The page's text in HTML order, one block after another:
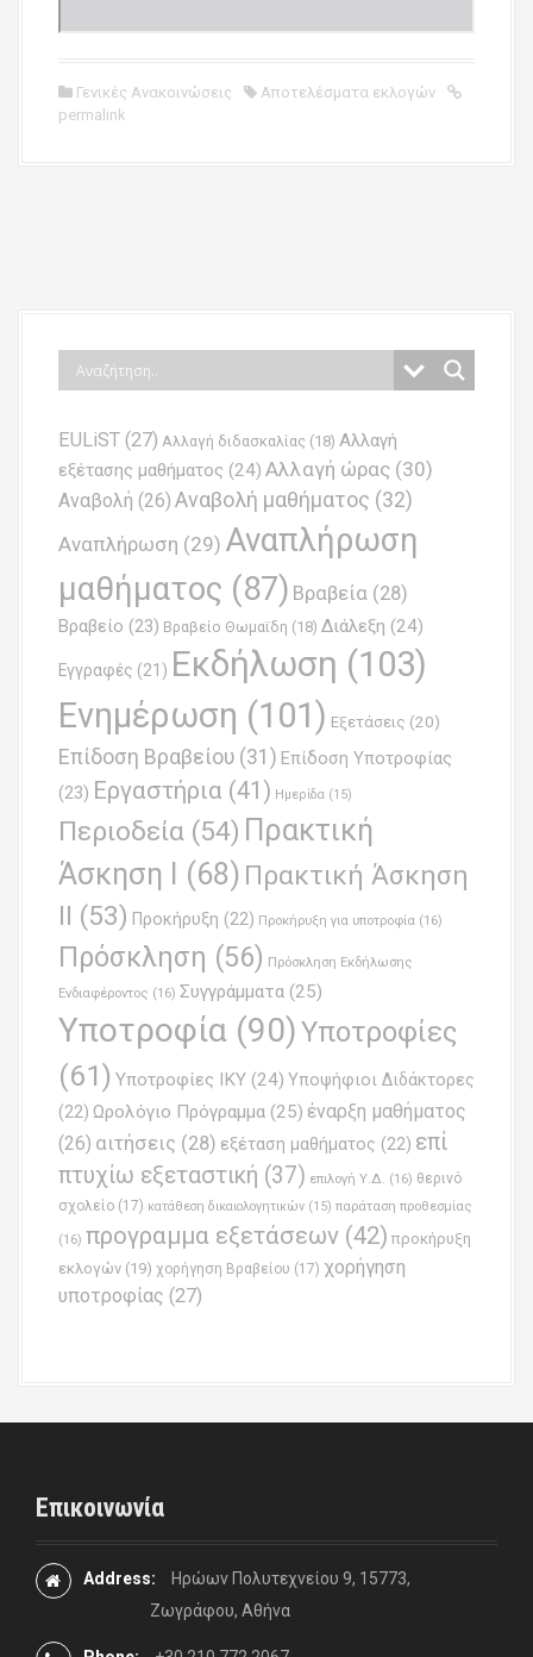
Γενικές Ανακοινώσεις
Αποτελέσματα εκλογών
permalink
EULiST (27) Αλλαγή διδασκαλίας (18) Αλλαγή
εξέτασης μαθήματος (24) Αλλαγή ώρας (30)
Αναβολή (26) Αναβολή μαθήματος (32)
Αναπλήρωση (29) Αναπλήρωση
μαθήματος (87) Βραβεία (28)
Βραβείο (23) Βραβείο Θωμαϊδη (18) Διάλεξη (24)
Εγγραφές (21) Εκδήλωση (103)
Ενημέρωση (101) Εξετάσεις (20)
Επίδοση Βραβείου (31) Επίδοση Υποτροφίας
(23) Εργαστήρια (41) Ημερίδα (15)
Περιοδεία (54) Πρακτική
Άσκηση Ι
(68) Πρακτική Άσκηση
ΙΙ (53) Προκήρυξη (22) Προκήρυξη για υποτροφία (16)
Πρόσκληση (56) Πρόσκληση Εκδήλωσης
Ενδιαφέροντος (16) Συγγράμματα (25)
Υποτροφία (90)Υποτροφίες
(61) Υποτροφίες ΙΚΥ (24) Υποψήφιοι Διδάκτορες
(22) Ωρολόγιο Πρόγραμμα (25) έναρξη μαθήματος
(26) αιτήσεις (28) εξέταση μαθήματος (22) επί
πτυχίω εξεταστική (37) επιλογή Υ.Δ. (16) θερινό
σχολείο (17) κατάθεση δικαιολογητικών (15) παράταση προθεσμίας
(16) προγραμμα εξετάσεων (42) προκήρυξη
εκλογών (19) χορήγηση Βραβείου (17) χορήγηση
υποτροφίας (27)
Επικοινωνία
Address:
Ηρώων Πολυτεχνείου 9, 15773,
Ζωγράφου, Αθήνα